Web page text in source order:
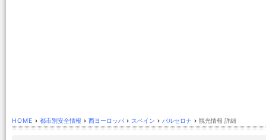
HOME › 都市別安全情報 › 西ヨーロッパ › スペイン › バルセロナ › 観光情報 詳細